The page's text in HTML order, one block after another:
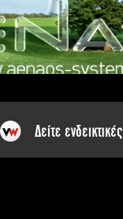
Δείτε ενδεικτικές